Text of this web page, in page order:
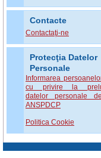
Contacte
Contactaţi-ne
Protecţia Datelor
Personale
Informarea
cu privire la
datelor personale
ANSPDCP
Politica Cookie